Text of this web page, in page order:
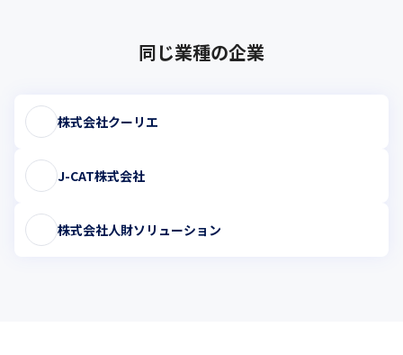
同じ業種の企業
株式会社クーリエ
J-CAT株式会社
株式会社人財ソリューション